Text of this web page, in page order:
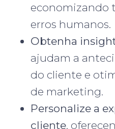
economizando
erros humanos.
Obtenha
ajudam a
do cliente e
de marketing.
Personalize a
cliente,